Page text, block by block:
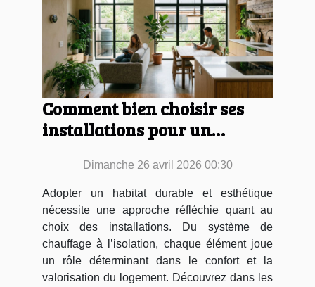
Comment bien choisir ses
installations pour un
esthétique ?
Dimanche 26 avril 2026 00:30
Adopter un habitat durable et esthétique
nécessite une approche réfléchie quant au
choix des installations. Du système de
chauffage à l’isolation, chaque élément joue
un rôle déterminant dans le confort et la
valorisation du logement. Découvrez dans les